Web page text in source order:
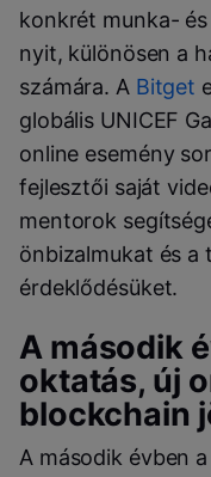
konkrét munka-
nyit, különösen a
számára. A Bitget
globális UNICEF
online esemény
fejlesztői saját
mentorok
önbizalmukat és a
érdeklődésüket.
A második
oktatás, új
blockchain
A második évben a